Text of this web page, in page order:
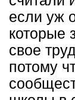
если уж
которые
свое
потому